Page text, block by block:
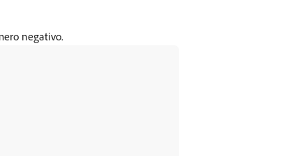
negativo.